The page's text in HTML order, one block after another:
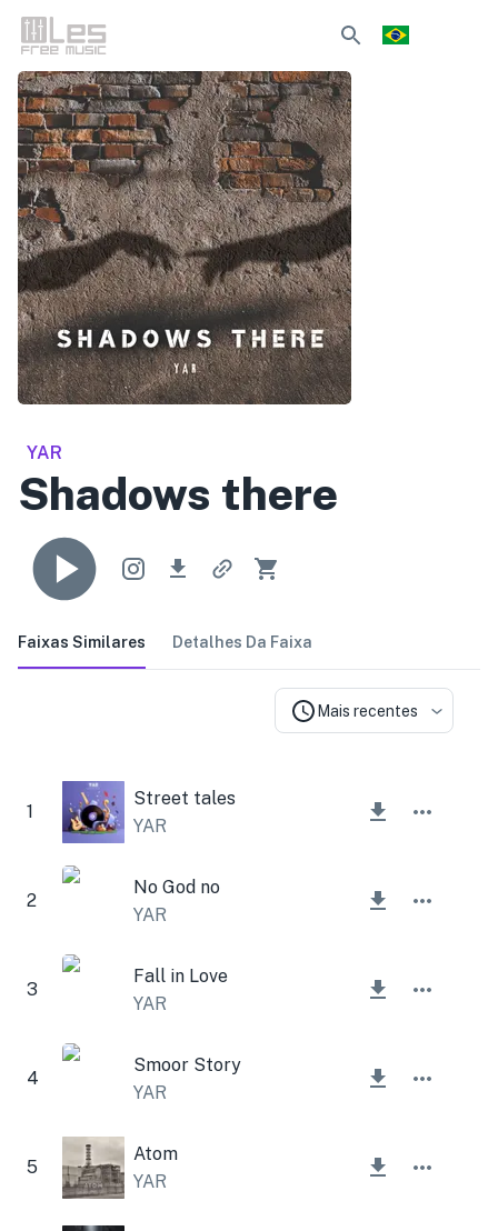
YAR
Shadows there
Faixas Similares Detalhes Da Faixa
Mais recentes
1
Street tales
YAR
2
No God no
YAR
3
Fall in Love
YAR
4
Smoor Story
YAR
5
Atom
YAR